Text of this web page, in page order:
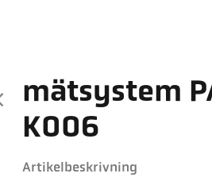
mätsystem
K006
Artikelbeskrivning